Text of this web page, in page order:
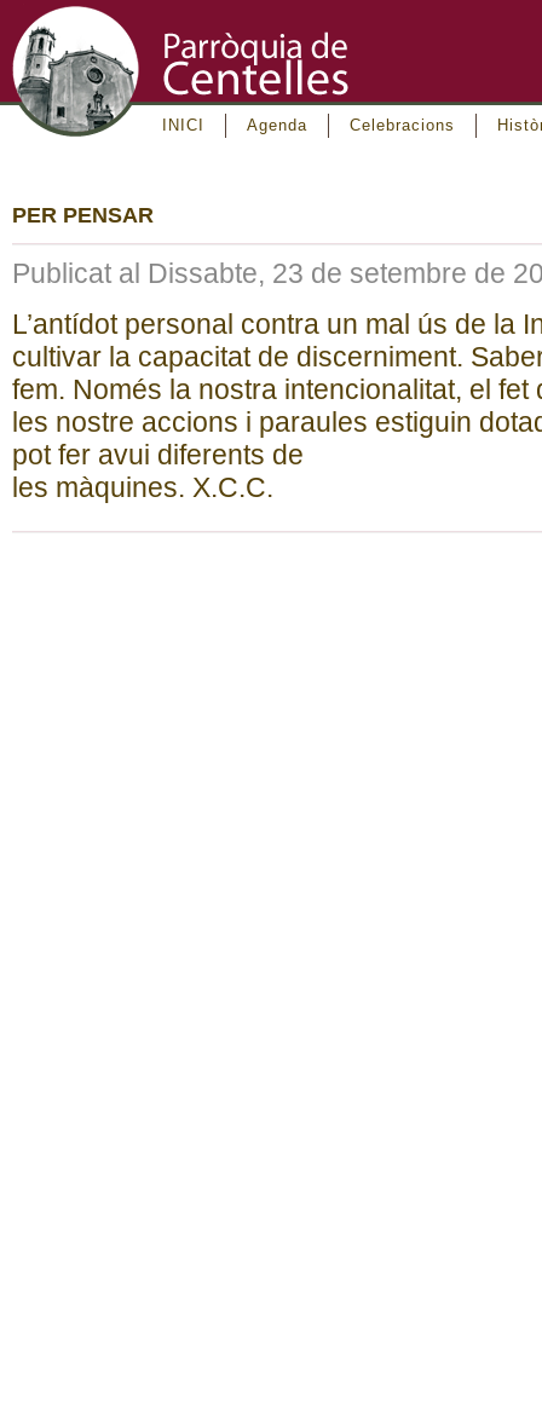
INICI Agenda Celebracions
PER PENSAR
Publicat al Dissabte, 23 de setembre de
L’antídot personal contra un mal ús de la
cultivar la capacitat de discerniment.
fem. Només la nostra intencionalitat, el fet
les nostre accions i paraules estiguin
pot fer avui diferents de
les màquines. X.C.C.